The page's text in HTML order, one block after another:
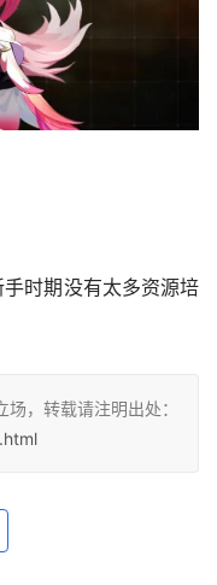
时期没有太多资源培
，转载请注明出处：